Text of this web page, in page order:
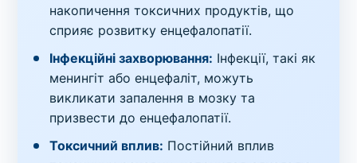
накопичення токсичних продуктів, що
сприяє розвитку енцефалопатії.
Інфекційні захворювання: Інфекції, такі як
менингіт або енцефаліт, можуть
викликати запалення в мозку та
призвести до енцефалопатії.
Токсичний вплив: Постійний вплив